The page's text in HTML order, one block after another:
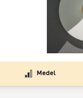
Medel